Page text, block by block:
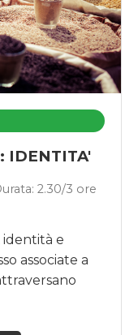
IDENTITA'
2.30/3 ore
identità e
associate a